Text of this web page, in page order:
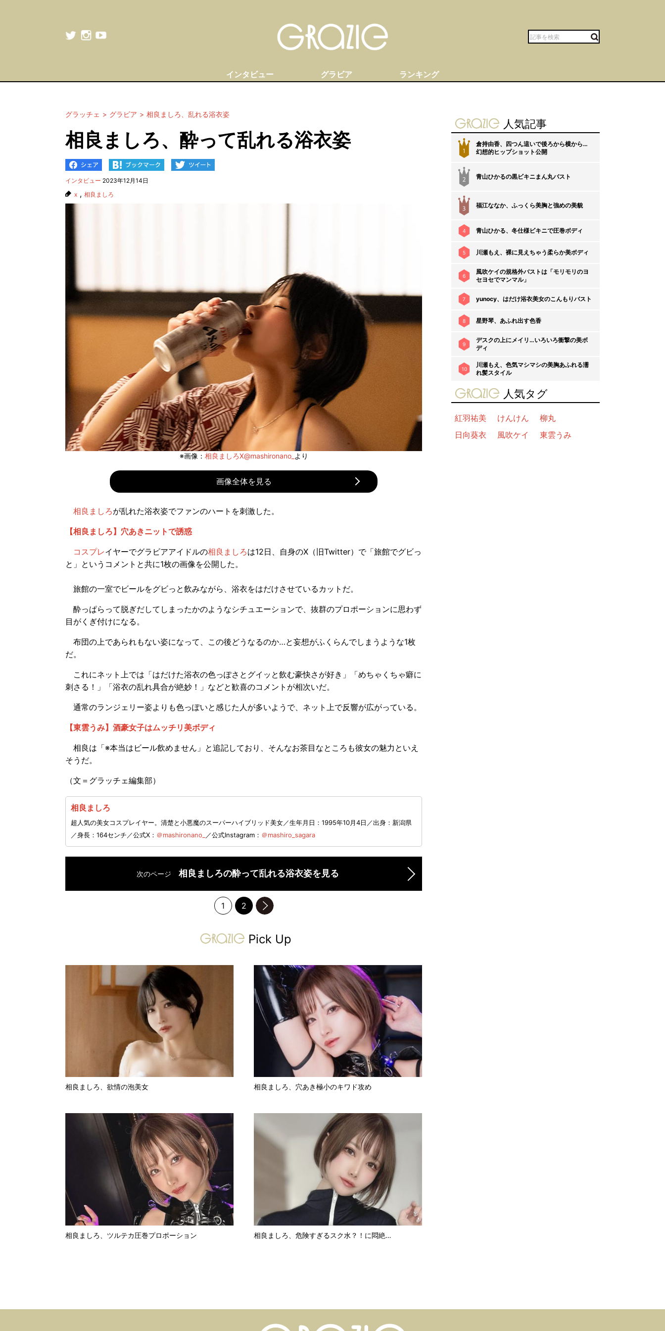
インタビュー グラビア ランキング
グラッチェ グラビア 相良ましろ、乱れる浴衣姿
相良ましろ、酔って乱れる浴衣姿
インタビュー 2023年12月14日
x , 相良ましろ
※画像： 相良ましろX@mashironano_ より
画像全体を見る
相良ましろが乱れた浴衣姿でファンのハートを刺激した。
【相良ましろ】穴あきニットで誘惑
コスプレイヤーでグラビアアイドルの相良ましろは12日、自身のX（旧Twitter）で「旅館でグビっ
と」というコメントと共に1枚の画像を公開した。
旅館の一室でビールをグビっと飲みながら、浴衣をはだけさせているカットだ。
酔っぱらって脱ぎだしてしまったかのようなシチュエーションで、抜群のプロポーションに思わず
目がくぎ付けになる。
布団の上であられもない姿になって、この後どうなるのか…と妄想がふくらんでしまうような1枚
だ。
これにネット上では「はだけた浴衣の色っぽさとグイッと飲む豪快さが好き」「めちゃくちゃ癖に
刺さる！」「浴衣の乱れ具合が絶妙！」などと歓喜のコメントが相次いだ。
通常のランジェリー姿よりも色っぽいと感じた人が多いようで、ネット上で反響が広がっている。
【東雲うみ】酒豪女子はムッチリ美ボディ
相良は「※本当はビール飲めません」と追記しており、そんなお茶目なところも彼女の魅力といえ
そうだ。
（文＝グラッチェ編集部）
相良ましろ
超人気の美女コスプレイヤー。清楚と小悪魔のスーパーハイブリッド美女／生年月日：1995年10月4日／出身：新潟県
／身長：164センチ／公式X： ＠mashironano_ ／公式Instagram： ＠mashiro_sagara
次のページ 相良ましろの酔って乱れる浴衣姿を見る
1 2
次のページへ
gravure-grazie
Pick Up
相良ましろ、欲情の泡美女 相良ましろ、穴あき極小のキワド攻め
相良ましろ、ツルテカ圧巻プロポーション 相良ましろ、危険すぎるスク水？！に悶絶…
gravure-grazie
人気記事
1
倉持由香、四つん這いで後ろから横から…
幻想的ヒップショット公開
青山ひかるの黒ビキニまん丸バスト
福江ななか、ふっくら美胸と強めの美貌
4 青山ひかる、冬仕様ビキニで圧巻ボディ
5 川瀬もえ、裸に見えちゃう柔らか美ボディ
6
風吹ケイの規格外バストは「モリモリのヨ
セヨセでマンマル」
7 yunocy、はだけ浴衣美女のこんもりバスト
8 星野琴、あふれ出す色香
9
デスクの上にメイリ…いろいろ衝撃の美ボ
ディ
10
川瀬もえ、色気マシマシの美胸あふれる濡
れ髪スタイル
gravure-grazie
人気タグ
紅羽祐美 けんけん
柳丸
日向葵衣
風吹ケイ 東雲うみ